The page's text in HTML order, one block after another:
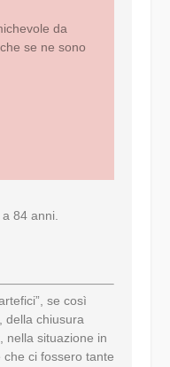
da
se ne sono
84 anni.
se così
della chiusura
nella situazione in
ci fossero tante